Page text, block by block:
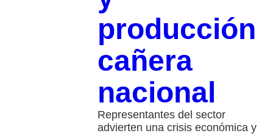
producción
cañera
nacional
Representantes del sector
advierten una crisis económica y